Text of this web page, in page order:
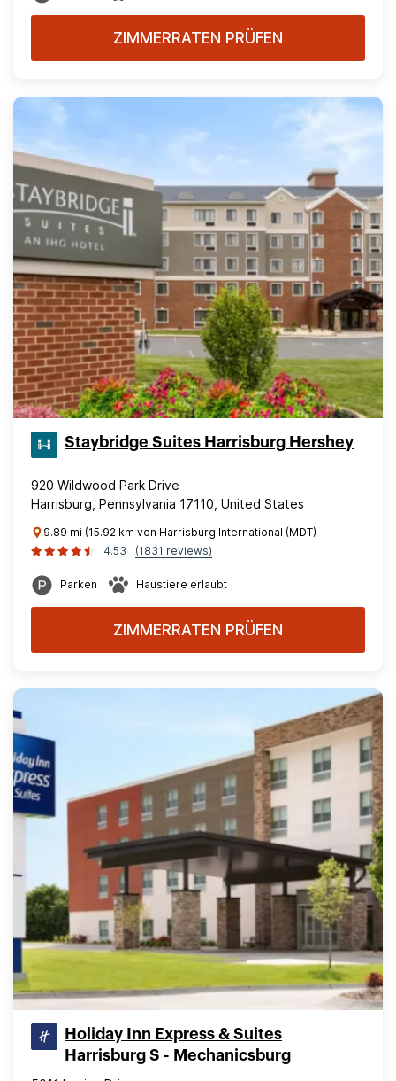
ZIMMERRATEN PRÜFEN
Staybridge Suites Harrisburg Hershey
920 Wildwood Park Drive
Harrisburg, Pennsylvania 17110, United States
9.89 mi (15.92 km von Harrisburg International (MDT)
4.53
(1831 reviews)
Parken Haustiere erlaubt
ZIMMERRATEN PRÜFEN
Holiday Inn Express & Suites
Harrisburg S - Mechanicsburg